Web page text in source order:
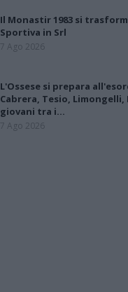
Il Monastir 1983 si
Sportiva in Srl
7 Ago 2026
L'Ossese si prepara
Cabrera, Tesio,
giovani tra i…
7 Ago 2026